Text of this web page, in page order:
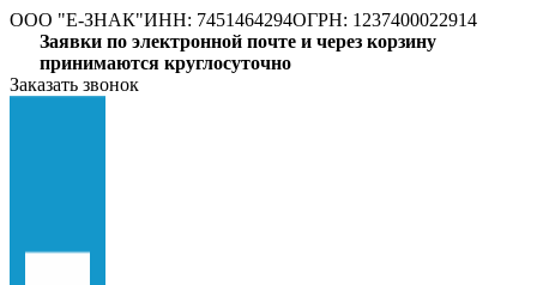
ООО "E-ЗНАК"ИНН: 7451464294ОГРН: 1237400022914
Заявки по электронной почте и через корзину
принимаются круглосуточно
Заказать звонок